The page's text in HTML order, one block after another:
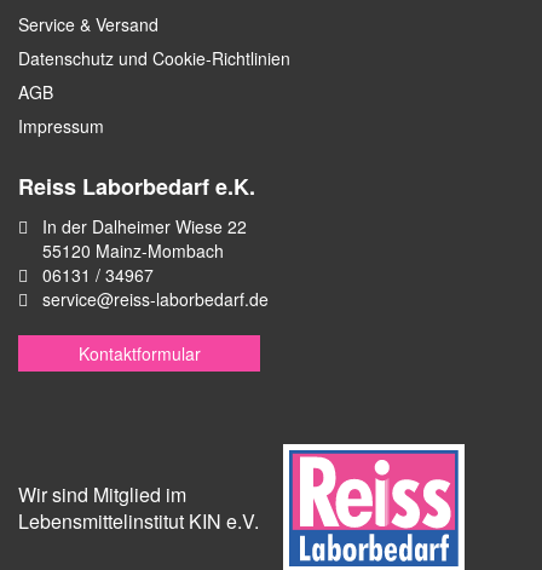
Service & Versand
Datenschutz und Cookie-Richtlinien
AGB
Impressum
Reiss Laborbedarf e.K.
In der Dalheimer Wiese 22
55120 Mainz-Mombach
06131 / 34967
service@reiss-laborbedarf.de
Kontaktformular
Wir sind Mitglied im
Lebensmittelinstitut KIN e.V.